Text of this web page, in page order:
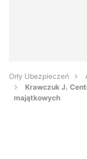
Orły Ubezpieczeń
Krawczuk J.
majątkowych